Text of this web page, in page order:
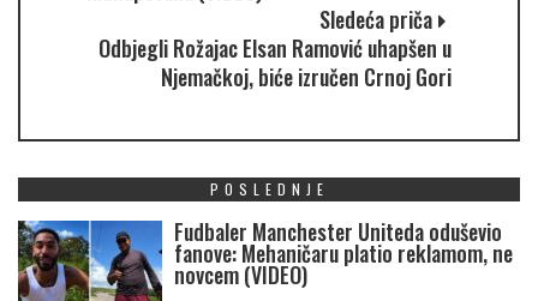
Sledeća priča
Odbjegli Rožajac Elsan Ramović uhapšen u
Njemačkoj, biće izručen Crnoj Gori
POSLEDNJE
Fudbaler Manchester Uniteda oduševio
fanove: Mehaničaru platio reklamom, ne
novcem (VIDEO)